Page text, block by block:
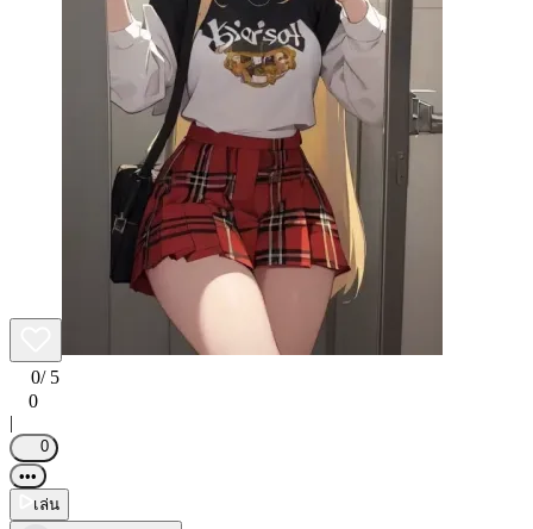
0/ 5
0
|
0
•••
เล่น